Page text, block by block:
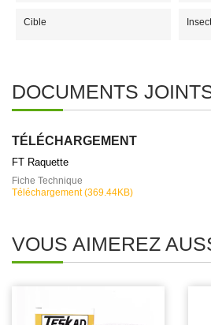
Cible
DOCUMENTS
TÉLÉCHARGEMENT
FT Raquette
Fiche Technique
Téléchargement (369.44KB)
VOUS AIMEREZ